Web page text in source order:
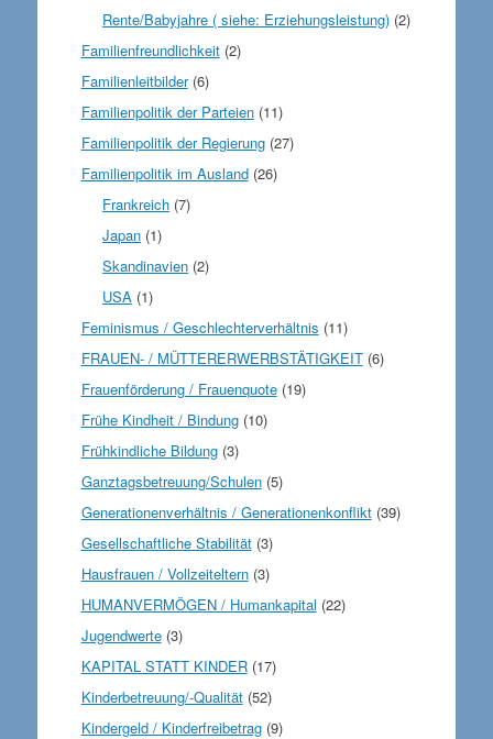
Rente/Babyjahre ( siehe: Erziehungsleistung) (2)
Familienfreundlichkeit(2)
Familienleitbilder(6)
Familienpolitik der Parteien(11)
Familienpolitik der Regierung(27)
Familienpolitik im Ausland(26)
Frankreich (7)
Japan (1)
Skandinavien (2)
USA (1)
Feminismus / Geschlechterverhältnis (11)
FRAUEN- / MÜTTERERWERBSTÄTIGKEIT(6)
Frauenförderung / Frauenquote(19)
Frühe Kindheit / Bindung(10)
Frühkindliche Bildung(3)
Ganztagsbetreuung/Schulen(5)
Generationenverhältnis / Generationenkonflikt(39)
Gesellschaftliche Stabilität(3)
Hausfrauen / Vollzeiteltern(3)
HUMANVERMÖGEN / Humankapital (22)
Jugendwerte(3)
KAPITAL STATT KINDER(17)
Kinderbetreuung/-Qualität(52)
Kindergeld / Kinderfreibetrag(9)